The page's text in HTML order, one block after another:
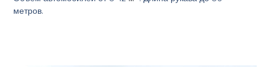
метров.